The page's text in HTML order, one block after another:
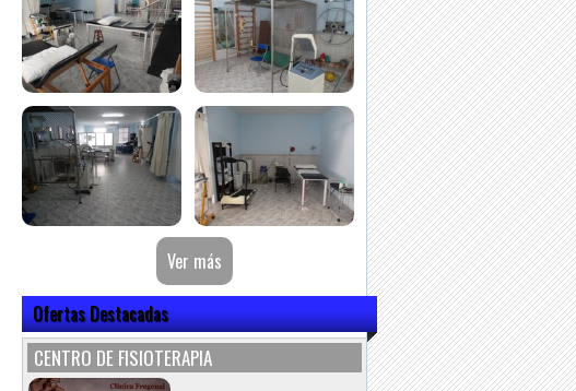
Ofertas Destacadas
CENTRO DE FISIOTERAPIA